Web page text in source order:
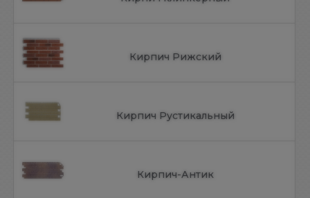
Кирпич Рижский
Кирпич Рустикальный
Кирпич-Антик